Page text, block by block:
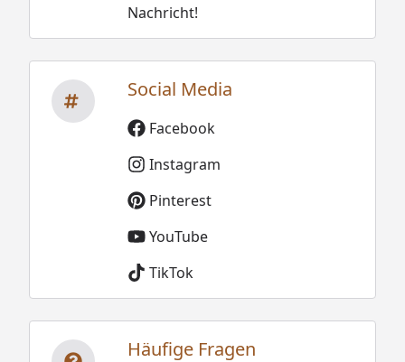
Nachricht!
Social Media
Facebook
Instagram
Pinterest
YouTube
TikTok
Häufige Fragen